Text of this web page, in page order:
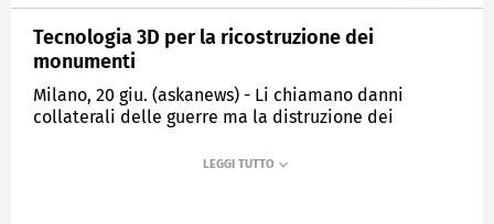
Tecnologia 3D per la ricostruzione dei
monumenti
Milano, 20 giu. (askanews) - Li chiamano danni
collaterali delle guerre ma la distruzione dei
all'identità stessa del popolo. Per questo a tre mesi